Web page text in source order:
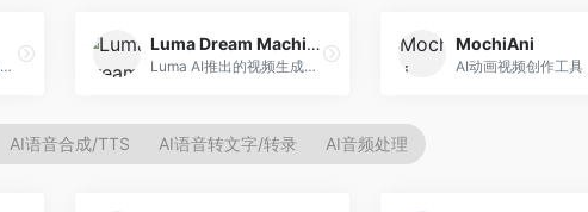
Runway推出的视频生成模型，专注于文生视频和视频风格转换。面向影视制作人和创意工作者，支持文本到视频、图像到视频等多种生成模式，视频质量专业级。
Luma Dream Machine
Luma AI推出的视频生成工具，专注于高质量视频创作。面向影视创作者和内容生产者，支持文生视频、图生视频，视频质量高，物理运动流畅自然。
MochiAni
AI语音合成/TTS AI语音转文字/转录 AI音频处理